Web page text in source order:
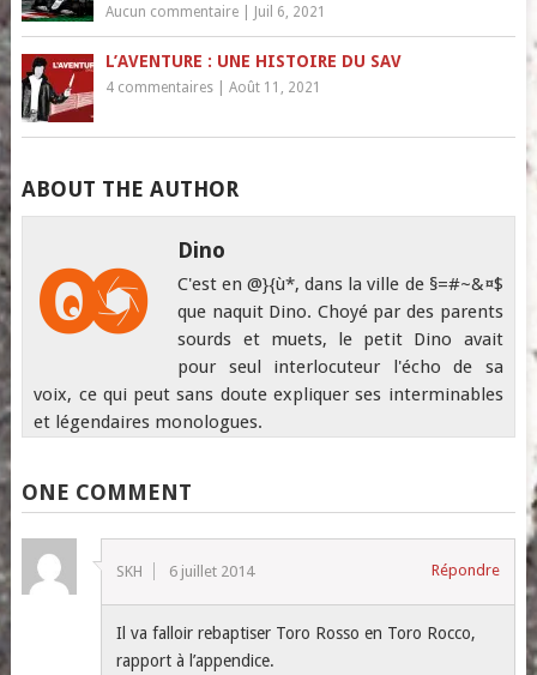
Aucun commentaire| Juil 6, 2021
L’AVENTURE : UNE HISTOIRE DU SAV
4 commentaires| Août 11, 2021
ABOUT THE AUTHOR
Dino
C'est en @}{ù*, dans la ville de §=#~&¤$
que naquit Dino. Choyé par des parents
sourds et muets, le petit Dino avait
pour seul interlocuteur l'écho de sa
voix, ce qui peut sans doute expliquer ses interminables
et légendaires monologues.
ONE COMMENT
SKH 6 juillet 2014 Répondre
Il va falloir rebaptiser Toro Rosso en Toro Rocco,
rapport à l’appendice.